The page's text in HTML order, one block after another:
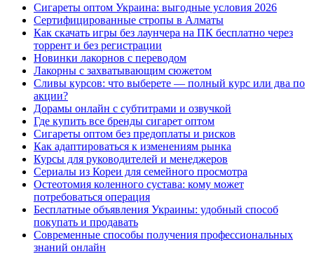
Сигареты оптом Украина: выгодные условия 2026
Сертифицированные стропы в Алматы
Как скачать игры без лаунчера на ПК бесплатно через
торрент и без регистрации
Новинки лакорнов с переводом
Лакорны с захватывающим сюжетом
Сливы курсов: что выберете — полный курс или два по
акции?
Дорамы онлайн с субтитрами и озвучкой
Где купить все бренды сигарет оптом
Сигареты оптом без предоплаты и рисков
Как адаптироваться к изменениям рынка
Курсы для руководителей и менеджеров
Сериалы из Кореи для семейного просмотра
Остеотомия коленного сустава: кому может
потребоваться операция
Бесплатные объявления Украины: удобный способ
покупать и продавать
Современные способы получения профессиональных
знаний онлайн